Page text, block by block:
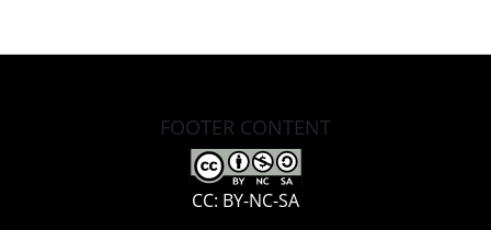
FOOTER CONTENT
CC: BY-NC-SA